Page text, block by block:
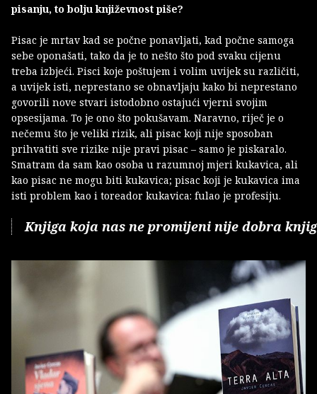
pisanju, to bolju književnost piše?
Pisac je mrtav kad se počne ponavljati, kad počne samoga
sebe oponašati, tako da je to nešto što pod svaku cijenu
treba izbjeći. Pisci koje poštujem i volim uvijek su različiti,
a uvijek isti, neprestano se obnavljaju kako bi neprestano
govorili nove stvari istodobno ostajući vjerni svojim
opsesijama. To je ono što pokušavam. Naravno, riječ je o
nečemu što je veliki rizik, ali pisac koji nije sposoban
prihvatiti sve rizike nije pravi pisac – samo je piskaralo.
Smatram da sam kao osoba u razumnoj mjeri kukavica, ali
kao pisac ne mogu biti kukavica; pisac koji je kukavica ima
isti problem kao i toreador kukavica: fulao je profesiju.
Knjiga koja nas ne promijeni nije dobra